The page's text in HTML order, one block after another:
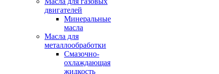
двигателей
Минеральные
масла
Масла для
металлообработки
Смазочно-
охлаждающая
жидкость